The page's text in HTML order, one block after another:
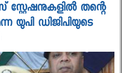
തന്റെ
യുപി ഡിജിപിയുടെ